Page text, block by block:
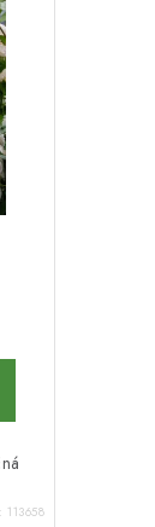
113658